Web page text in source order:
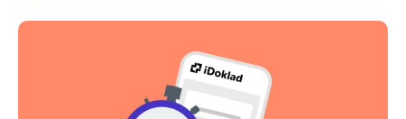
Katalóg doplnkov